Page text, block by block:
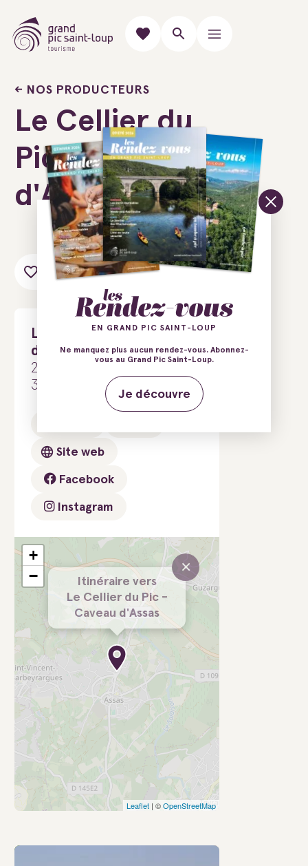
NOS PRODUCTEURS
Le Cellier du
Pic - Caveau
d'Assas
Ajouter au carnet de voyage
Le Cellier du Pic - Caveau
d'Assas
285 avenue de Sainte Croix
34820 Assas
Site web
Facebook
Instagram
Itinéraire vers
Le Cellier du Pic -
Caveau d'Assas
×
+
−
Leaflet | ©OpenStreetMap
EN GRAND PIC SAINT-LOUP
Ne manquez plus aucun rendez-vous. Abonnez-
vous au Grand Pic Saint-Loup.
Je découvre